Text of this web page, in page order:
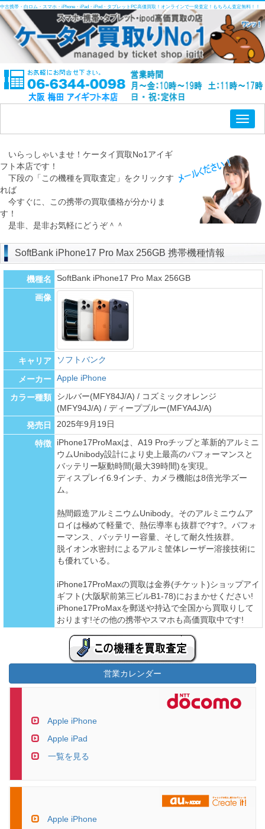
中古携帯・白ロム・スマホ・iPhone・iPad・iPod・タブレットPC高価買取！オンラインで一発査定！もちろん査定無料！！
いらっしゃいませ！ケータイ買取No1アイギ
フト本店です！
下段の「この機種を買取査定」をクリックす
れば
今すぐに、この携帯の買取価格が分かりま
す！
是非、是非お気軽にどうぞ＾＾
SoftBank iPhone17 Pro Max 256GB 携帯機種情報
機種名 SoftBank iPhone17 Pro Max 256GB
画像
キャリア ソフトバンク
メーカー Apple iPhone
カラー種類
シルバー(MFY84J/A) / コズミックオレンジ
(MFY94J/A) / ディープブルー(MFYA4J/A)
発売日
2025年9月19日
特徴
iPhone17ProMaxは、A19 Proチップと革新的アルミニ
ウムUnibody設計により史上最高のパフォーマンスと
バッテリー駆動時間(最大39時間)を実現。
ディスプレイ6.9インチ、カメラ機能は8倍光学ズー
ム。
熱間鍛造アルミニウムUnibody。そのアルミニウムア
ロイは極めて軽量で、熱伝導率も抜群で?す?。パフォ
ーマンス、バッテリー容量、そして耐久性抜群。
脱イオン水密封によるアルミ筐体レーザー溶接技術に
も優れている。
iPhone17ProMaxの買取は金券(チケット)ショップアイ
ギフト(大阪駅前第三ビルB1-78)におまかせください!
iPhone17ProMaxを郵送や持込で全国から買取りして
おります!その他の携帯やスマホも高価買取中です!
営業カレンダー
Apple iPhone
Apple iPad
一覧を見る
Apple iPhone